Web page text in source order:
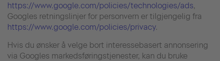
https://www.google.com/policies/technologies/ads,
Googles retningslinjer for personvern er tilgjengelig fra
https://www.google.com/policies/privacy.
Hvis du ønsker å velge bort interessebasert annonsering
via Googles markedsføringstjenester, kan du bruke